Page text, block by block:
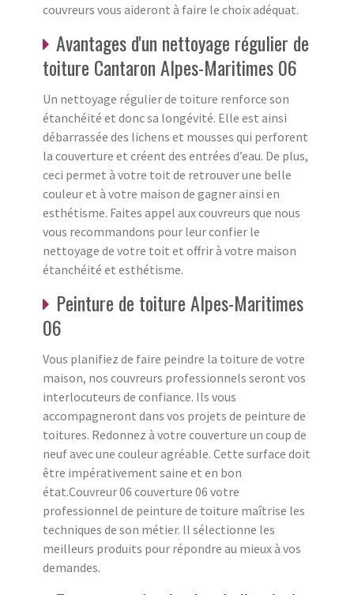
couvreurs vous aideront à faire le choix adéquat.
Avantages d'un nettoyage régulier de
toiture Cantaron Alpes-Maritimes 06
Un nettoyage régulier de toiture renforce son
étanchéité et donc sa longévité. Elle est ainsi
débarrassée des lichens et mousses qui perforent
la couverture et créent des entrées d’eau. De plus,
ceci permet à votre toit de retrouver une belle
couleur et à votre maison de gagner ainsi en
esthétisme. Faites appel aux couvreurs que nous
vous recommandons pour leur confier le
nettoyage de votre toit et offrir à votre maison
étanchéité et esthétisme.
Peinture de toiture Alpes-Maritimes
06
Vous planifiez de faire peindre la toiture de votre
maison, nos couvreurs professionnels seront vos
interlocuteurs de confiance. Ils vous
accompagneront dans vos projets de peinture de
toitures. Redonnez à votre couverture un coup de
neuf avec une couleur agréable. Cette surface doit
être impérativement saine et en bon
état.Couvreur 06 couverture 06 votre
professionnel de peinture de toiture maîtrise les
techniques de son métier. Il sélectionne les
meilleurs produits pour répondre au mieux à vos
demandes.